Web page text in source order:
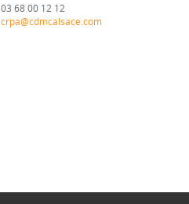
03 68 00 12 12
crpa@cdmcalsace.com